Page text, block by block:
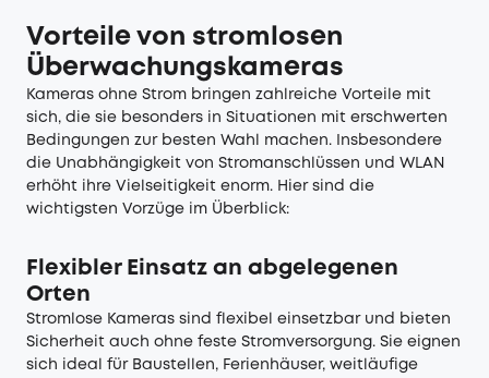
Vorteile von stromlosen
Überwachungskameras
Kameras ohne Strom bringen zahlreiche Vorteile mit
sich, die sie besonders in Situationen mit erschwerten
Bedingungen zur besten Wahl machen. Insbesondere
die Unabhängigkeit von Stromanschlüssen und WLAN
erhöht ihre Vielseitigkeit enorm. Hier sind die
wichtigsten Vorzüge im Überblick:
Flexibler Einsatz an abgelegenen
Orten
Stromlose Kameras sind flexibel einsetzbar und bieten
Sicherheit auch ohne feste Stromversorgung. Sie eignen
sich ideal für Baustellen, Ferienhäuser, weitläufige